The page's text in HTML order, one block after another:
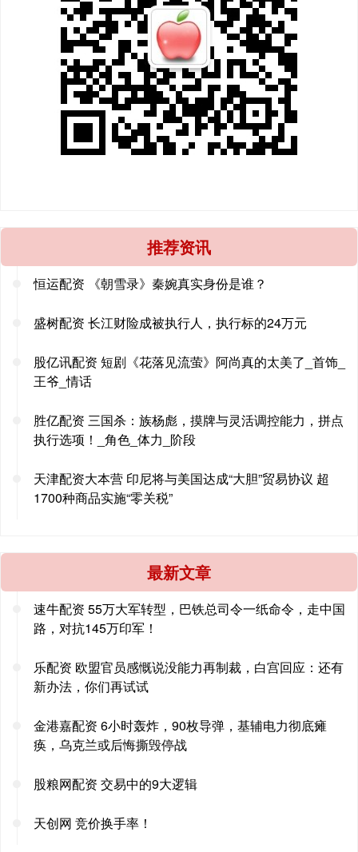
推荐资讯
恒运配资 《朝雪录》秦婉真实身份是谁？
盛树配资 长江财险成被执行人，执行标的24万元
股亿讯配资 短剧《花落见流萤》阿尚真的太美了_首饰_
王爷_情话
胜亿配资 三国杀：族杨彪，摸牌与灵活调控能力，拼点
执行选项！_角色_体力_阶段
天津配资大本营 印尼将与美国达成“大胆”贸易协议 超
1700种商品实施“零关税”
最新文章
速牛配资 55万大军转型，巴铁总司令一纸命令，走中国
路，对抗145万印军！
乐配资 欧盟官员感慨说没能力再制裁，白宫回应：还有
新办法，你们再试试
金港嘉配资 6小时轰炸，90枚导弹，基辅电力彻底瘫
痪，乌克兰或后悔撕毁停战
股粮网配资 交易中的9大逻辑
天创网 竞价换手率！